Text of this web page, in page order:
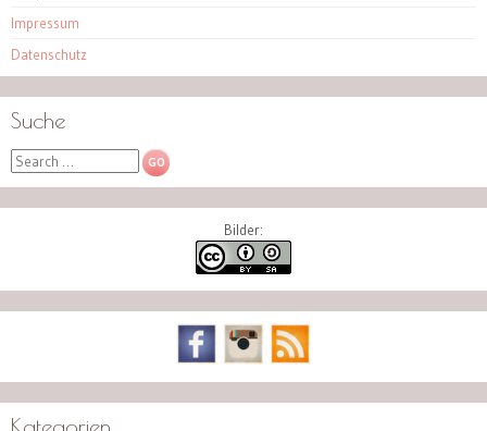
Impressum
Datenschutz
Suche
Search
Bilder:
Kategorien